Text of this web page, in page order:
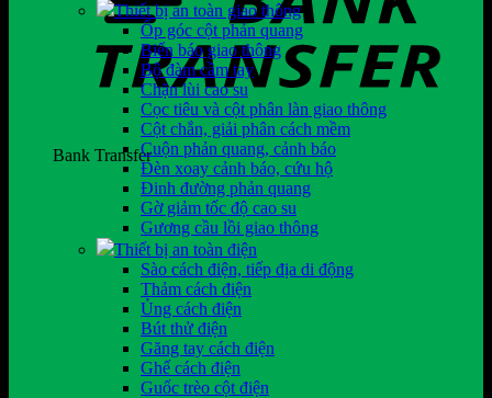
Bank Transfer
Thiết bị an toàn giao thông
Ốp góc cột phản quang
Biển báo giao thông
Bộ đàm cầm tay
Chặn lùi cao su
Cọc tiêu và cột phân làn giao thông
Cột chắn, giải phân cách mềm
Cuộn phản quang, cảnh báo
Đèn xoay cảnh báo, cứu hộ
Đinh đường phản quang
Gờ giảm tốc độ cao su
Gương cầu lồi giao thông
Thiết bị an toàn điện
Sào cách điện, tiếp địa di động
Thảm cách điện
Ủng cách điện
Bút thử điện
Găng tay cách điện
Ghế cách điện
Guốc trèo cột điện